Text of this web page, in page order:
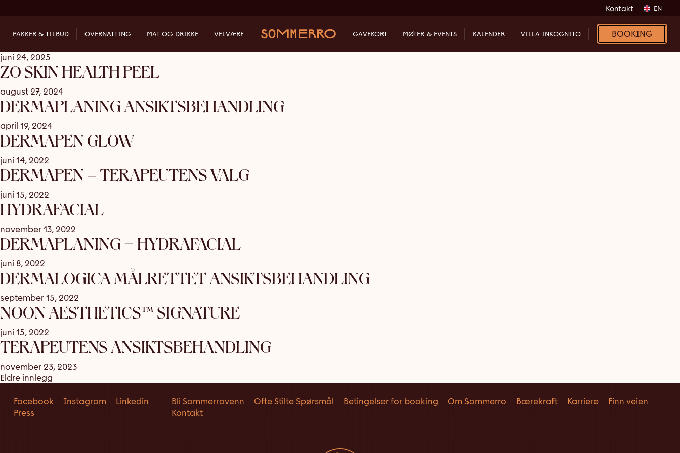
Kontakt EN
PAKKER & TILBUD OVERNATTING MAT OG DRIKKE VELVÆRE GAVEKORT MØTER & EVENTS KALENDER VILLA INKOGNITO BOOKING
VITAMIN-C GLOW TREATMENT
juni 24, 2025
ZO SKIN HEALTH PEEL
august 27, 2024
DERMAPLANING ANSIKTSBEHANDLING
april 19, 2024
DERMAPEN GLOW
juni 14, 2022
DERMAPEN – TERAPEUTENS VALG
juni 15, 2022
HYDRAFACIAL
november 13, 2022
DERMAPLANING + HYDRAFACIAL
juni 8, 2022
DERMALOGICA MÅLRETTET ANSIKTSBEHANDLING
september 15, 2022
NOON AESTHETICS™ SIGNATURE
juni 15, 2022
TERAPEUTENS ANSIKTSBEHANDLING
november 23, 2023
INNLEGGNAVIGASJON
Eldre innlegg
Facebook Instagram
Linkedin
Press
Bli Sommerrovenn Ofte Stilte Spørsmål Betingelser for booking Om Sommerro Bærekraft Karriere
Finn veien
Kontakt